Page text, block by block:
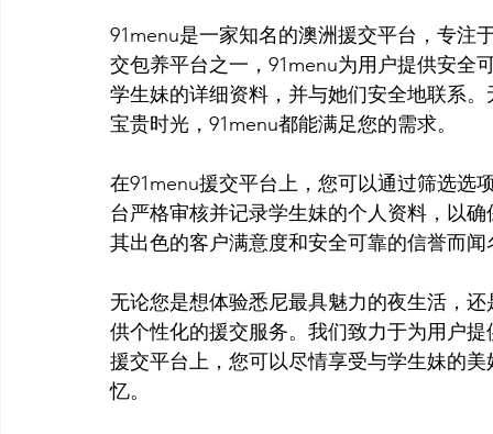
91menu是一家知名的澳洲援交平台，专注
交包养平台之一，91menu为用户提供安全
学生妹的详细资料，并与她们安全地联系
宝贵时光，91menu都能满足您的需求。
在91menu援交平台上，您可以通过筛选选
台严格审核并记录学生妹的个人资料，以
其出色的客户满意度和安全可靠的信誉而
无论您是想体验悉尼最具魅力的夜生活，
供个性化的援交服务。我们致力于为用户
援交平台上，您可以尽情享受与学生妹的